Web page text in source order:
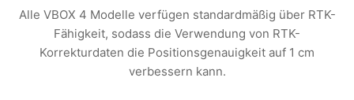
Alle VBOX 4 Modelle verfügen standardmäßig über RTK-
Fähigkeit, sodass die Verwendung von RTK-
Korrekturdaten die Positionsgenauigkeit auf 1 cm
verbessern kann.